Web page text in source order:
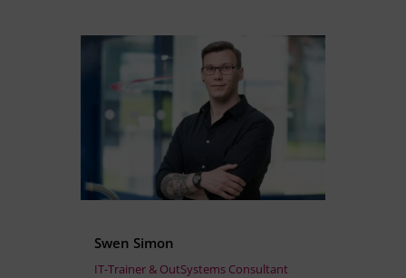
Swen Simon
IT-Trainer & OutSystems Consultant